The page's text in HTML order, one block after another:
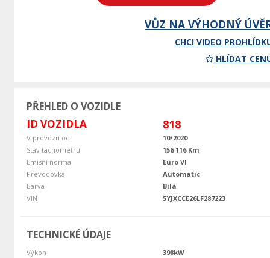
VŮZ NA VÝHODNÝ
CHCI VIDEO
HLÍDAT
PŘEHLED O VOZIDLE
ID VOZIDLA 818
V provozu od
10/2020
Stav tachometru
156 116 Km
Emisní norma
Euro VI
Převodovka
Automatic
Barva
Bílá
VIN
5YJXCCE26LF287223
TECHNICKÉ ÚDAJE
Výkon
398kW